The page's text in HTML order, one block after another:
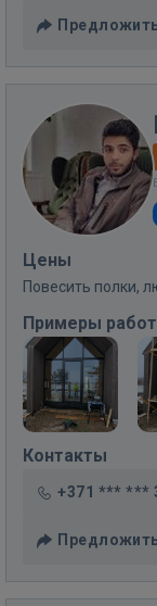
Цены
Повесить полки,
Примеры работ
Контакты
+371 *** ***